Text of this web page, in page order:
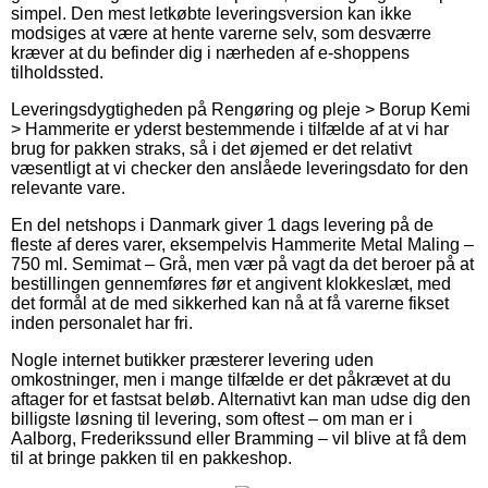
simpel. Den mest letkøbte leveringsversion kan ikke
modsiges at være at hente varerne selv, som desværre
kræver at du befinder dig i nærheden af e-shoppens
tilholdssted.
Leveringsdygtigheden på Rengøring og pleje > Borup Kemi
> Hammerite er yderst bestemmende i tilfælde af at vi har
brug for pakken straks, så i det øjemed er det relativt
væsentligt at vi checker den anslåede leveringsdato for den
relevante vare.
En del netshops i Danmark giver 1 dags levering på de
fleste af deres varer, eksempelvis Hammerite Metal Maling –
750 ml. Semimat – Grå, men vær på vagt da det beroer på at
bestillingen gennemføres før et angivent klokkeslæt, med
det formål at de med sikkerhed kan nå at få varerne fikset
inden personalet har fri.
Nogle internet butikker præsterer levering uden
omkostninger, men i mange tilfælde er det påkrævet at du
aftager for et fastsat beløb. Alternativt kan man udse dig den
billigste løsning til levering, som oftest – om man er i
Aalborg, Frederikssund eller Bramming – vil blive at få dem
til at bringe pakken til en pakkeshop.